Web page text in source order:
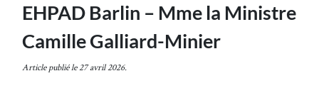
EHPAD Barlin – Mme la Ministre
Camille Galliard-Minier
Article publié le 27 avril 2026.